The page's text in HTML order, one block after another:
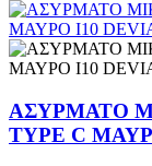
ΑΣΥΡΜΑΤΟ
TYPE C